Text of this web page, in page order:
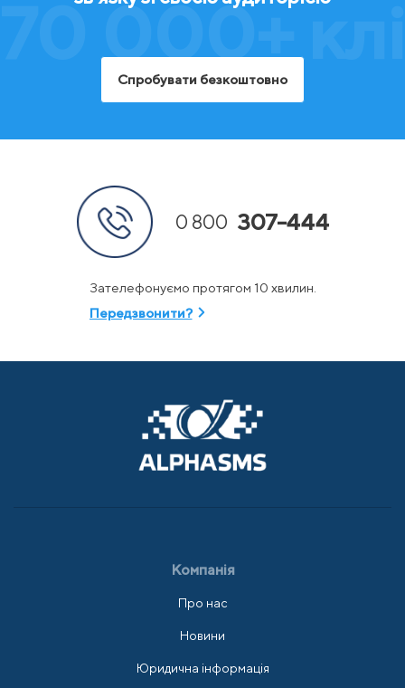
70 000+
Спробувати безкоштовно
0 800 307-444
Зателефонуємо протягом 10 хвилин.
Передзвонити?
Компанія
Про нас
Новини
Юридична інформація